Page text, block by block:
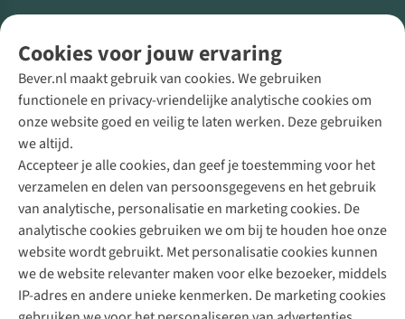
Cookies voor jouw ervaring
Bever.nl maakt gebruik van cookies. We gebruiken
functionele en privacy-vriendelijke analytische cookies om
onze website goed en veilig te laten werken. Deze gebruiken
we altijd.
Accepteer je alle cookies, dan geef je toestemming voor het
verzamelen en delen van persoonsgegevens en het gebruik
van analytische, personalisatie en marketing cookies. De
analytische cookies gebruiken we om bij te houden hoe onze
website wordt gebruikt. Met personalisatie cookies kunnen
we de website relevanter maken voor elke bezoeker, middels
IP-adres en andere unieke kenmerken. De marketing cookies
Direct advies van een Buitenexpert
+31 (0)85 888 50 88
+31 6 12 28 49 80
Contactformulier